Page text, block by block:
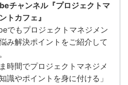
チャンネル『プロジェクトマ
トカフェ』
でもプロジェクトマネジメン
み解決ポイントをご紹介して
ま時間でプロジェクトマネジメ
識やポイントを身に付ける」